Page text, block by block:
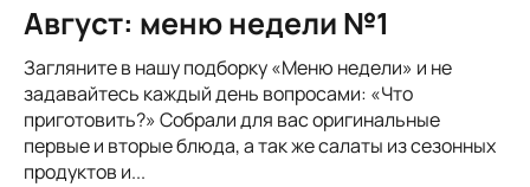
Август: меню недели №1
Загляните в нашу подборку «Меню недели» и не
задавайтесь каждый день вопросами: «Что
приготовить?» Собрали для вас оригинальные
первые и вторые блюда, а так же салаты из сезонных
продуктов и...